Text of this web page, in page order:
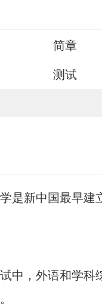
简章
测试
是新中国最早
中，外语和学